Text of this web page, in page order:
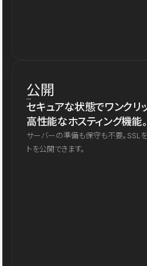
公開
セキュアな状態でワンクリ
高性能なホスティング機能。
サーバーの準備も保守も不要。SSL
トを公開できます。